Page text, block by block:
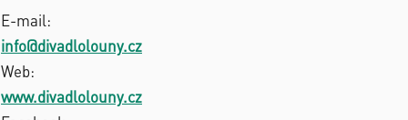
E-mail:
info@divadlolouny.cz
Web:
www.divadlolouny.cz